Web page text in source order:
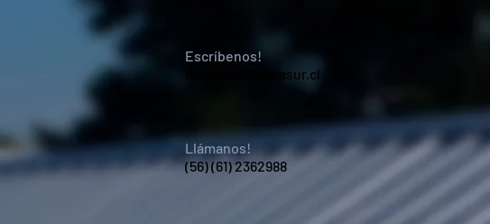
Escríbenos!
contacto@zincasur.cl
Llámanos!
(56) (61) 2362988